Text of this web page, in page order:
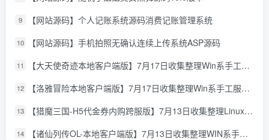
9 【网站源码】个人记账系统源码消费记账管理系统
10 【网站源码】手机拍照无确认连续上传系统ASP源码
11 【大天使奇迹本地客户端版】7月17日收集整理Win系手工服务端-怀旧奇迹页游-详细文本搭建教程-GM授权管理后台-PC客户端
12 【洛雅冒险本地客户端版】7月17日收集整理Win系手工服务端-经典冒险页游-详细文本搭建教程-PC客户端
13 【猎魔三国-H5代金券内购跨服版】7月13日收集整理Linux手工服务端-典藏卡牌回合手游-详细文本搭建教程-通用视频教程-GM管理授权后台-简易安卓客户端
14 【诸仙列传OL-本地客户端版】7月13日收集整理WIN系手工服务端-经典修真页游-详细文本搭建教程-GM工具-PC客户端